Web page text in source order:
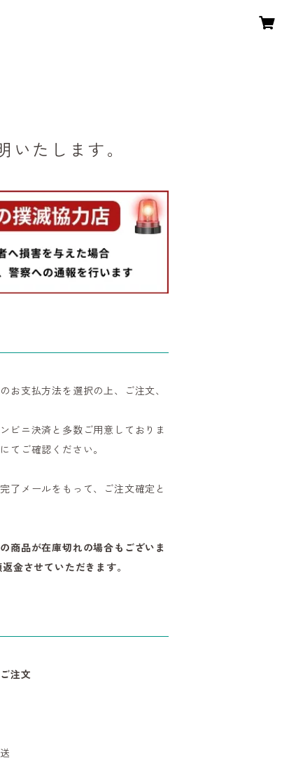
いたします。
お支払方法を選択の上、ご注文、
ビニ決済と多数ご用意しておりま
てご確認ください。
了メールをもって、ご注文確定と
商品が在庫切れの場合もございま
金させていただきます。
注文